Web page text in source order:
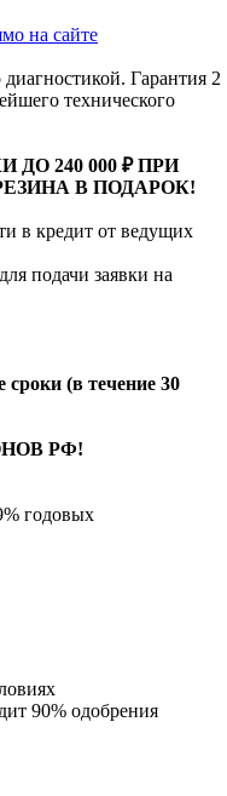
на сайте
Гарантия 2
технического
240 000 ₽ ПРИ
В ПОДАРОК!
в кредит от ведущих
подачи заявки на
(в течение 30
РФ!
годовых
90% одобрения